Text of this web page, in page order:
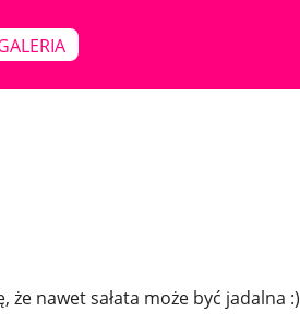
że nawet sałata może być jadalna :)